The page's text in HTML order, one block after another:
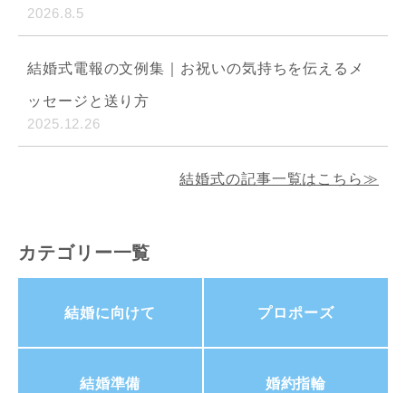
2026.8.5
結婚式電報の文例集｜お祝いの気持ちを伝えるメ
ッセージと送り方
2025.12.26
結婚式の記事一覧はこちら≫
カテゴリー一覧
結婚に向けて プロポーズ
結婚準備 婚約指輪